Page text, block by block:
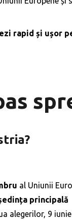
rapid și ușor
al Uniunii
principală
alegerilor, 9